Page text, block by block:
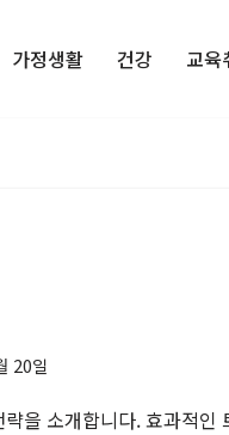
가정생활 건강 교육
20일
을 소개합니다. 효과적인